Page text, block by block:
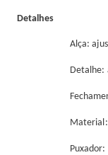
Detalhes
Alça:
Detalhe: